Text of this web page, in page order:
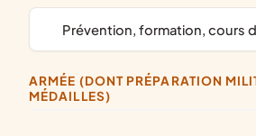
prévention, formation, cours
ARMÉE (DONT PRÉPARATION MILITAIRE,
MÉDAILLES)